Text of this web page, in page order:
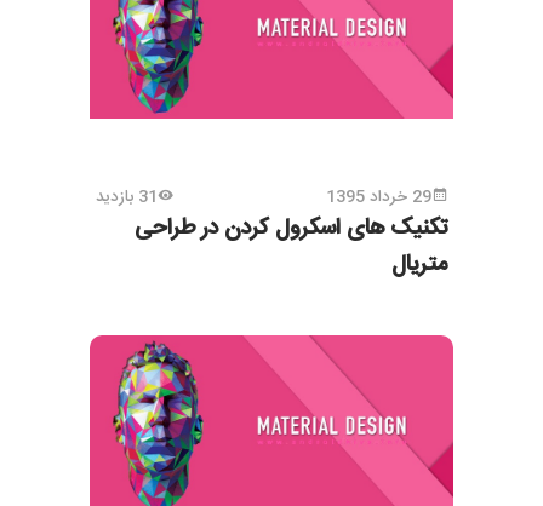
29 خرداد 1395 31 بازدید
تکنیک های اسکرول کردن در طراحی
متریال